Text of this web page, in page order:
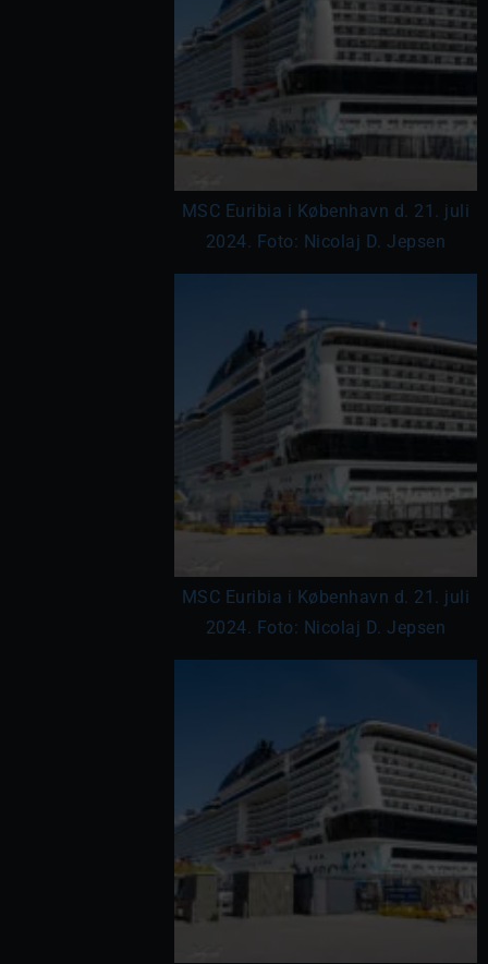
MSC Euribia i København d. 21. juli
2024. Foto: Nicolaj D. Jepsen
MSC Euribia i København d. 21. juli
2024. Foto: Nicolaj D. Jepsen